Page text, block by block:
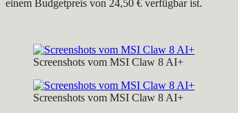
einem Budgetpreis von 24,50 € verfügbar ist.
Screenshots vom MSI Claw 8 AI+
Screenshots vom MSI Claw 8 AI+